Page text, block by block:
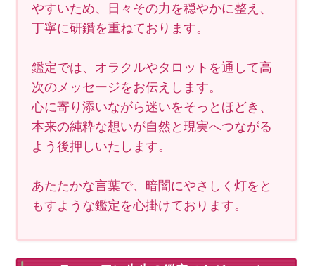
やすいため、日々その力を穏やかに整え、
丁寧に研鑽を重ねております。
鑑定では、オラクルやタロットを通して高
次のメッセージをお伝えします。
心に寄り添いながら迷いをそっとほどき、
本来の純粋な想いが自然と現実へつながる
よう後押しいたします。
あたたかな言葉で、暗闇にやさしく灯をと
もすような鑑定を心掛けております。